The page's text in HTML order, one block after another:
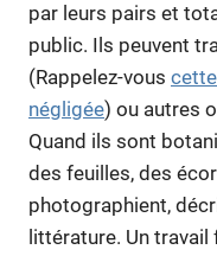
par leurs pairs et
public. Ils peuvent
(Rappelez-vous
négligée) ou autres
Quand ils sont
des feuilles, des
photographient,
littérature. Un